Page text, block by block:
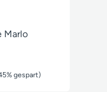
Marlo
gespart)